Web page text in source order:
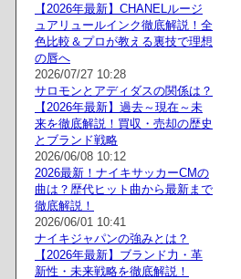
【2026年最新】CHANELルージ
ュアリュールインク徹底解説！全
色比較＆プロが教える裏技で理想
の唇へ
2026/07/27 10:28
サロモンとアディダスの関係は？
【2026年最新】過去～現在～未
来を徹底解説！買収・売却の歴史
とブランド戦略
2026/06/08 10:12
2026最新！ナイキサッカーCMの
曲は？歴代ヒット曲から最新まで
徹底解説！
2026/06/01 10:41
ナイキジャパンの強みとは？
【2026年最新】ブランド力・革
新性・未来戦略を徹底解説！